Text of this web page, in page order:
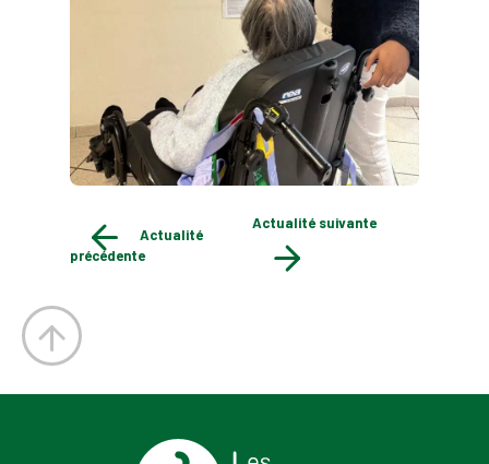
Actualité
précédente
Actualité suivante